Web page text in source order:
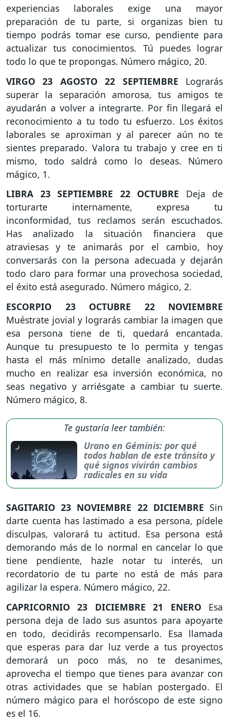
experiencias laborales exige una mayor
preparación de tu parte, si organizas bien tu
tiempo podrás tomar ese curso, pendiente para
actualizar tus conocimientos. Tú puedes lograr
todo lo que te propongas. Número mágico, 20.
VIRGO
23 AGOSTO 22 SEPTIEMBRE Lograrás
superar la separación amorosa, tus amigos te
ayudarán a volver a integrarte. Por fin llegará el
reconocimiento a tu todo tu esfuerzo. Los éxitos
laborales se aproximan y al parecer aún no te
sientes preparado. Valora tu trabajo y cree en ti
mismo, todo saldrá como lo deseas. Número
mágico, 1.
LIBRA 23 SEPTIEMBRE 22 OCTUBRE Deja de
torturarte internamente, expresa tu
inconformidad, tus reclamos serán escuchados.
Has analizado la situación financiera que
atraviesas y te animarás por el cambio, hoy
conversarás con la persona adecuada y dejarán
todo claro para formar una provechosa sociedad,
el éxito está asegurado. Número mágico, 2.
ESCORPIO
23 OCTUBRE 22 NOVIEMBRE
Muéstrate jovial y lograrás cambiar la imagen que
esa persona tiene de ti, quedará encantada.
Aunque tu presupuesto te lo permita y tengas
hasta el más mínimo detalle analizado, dudas
mucho en realizar esa inversión económica, no
seas negativo y arriésgate a cambiar tu suerte.
Número mágico, 8.
Te gustaría leer también:
Urano en Géminis: por qué
todos hablan de este tránsito y
qué signos vivirán cambios
radicales en su vida
SAGITARIO 23 NOVIEMBRE 22 DICIEMBRE Sin
darte cuenta has lastimado a esa persona, pídele
disculpas, valorará tu actitud. Esa persona está
demorando más de lo normal en cancelar lo que
tiene pendiente, hazle notar tu interés, un
recordatorio de tu parte no está de más para
agilizar la espera. Número mágico, 22.
CAPRICORNIO
23 DICIEMBRE 21 ENERO Esa
persona deja de lado sus asuntos para apoyarte
en todo, decidirás recompensarlo. Esa llamada
que esperas para dar luz verde a tus proyectos
demorará un poco más, no te desanimes,
aprovecha el tiempo que tienes para avanzar con
otras actividades que se habían postergado. El
número mágico para el horóscopo de este signo
es el 16.